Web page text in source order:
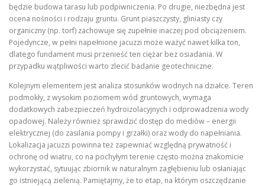
będzie budowa tarasu lub podpiwniczenia. Po drugie, niezbędna jest
ocena nośności i rodzaju gruntu. Grunt piaszczysty, gliniasty czy
organiczny (np. torf) zachowuje się zupełnie inaczej pod obciążeniem.
Pojedyncze, w pełni napełnione jacuzzi może ważyć nawet kilka ton,
dlatego fundament musi przenieść ten ciężar bez osiadania. W
przypadku wątpliwości warto zlecić badanie geotechniczne.
Kolejnym elementem jest analiza stosunków wodnych na działce. Teren
podmokły, z wysokim poziomem wód gruntowych, wymaga
dodatkowych zabezpieczeń hydroizolacyjnych i odprowadzenia wody
opadowej. Należy również sprawdzić dostęp do mediów – energii
elektrycznej (do zasilania pompy i grzałki) oraz wody do napełniania.
Lokalizacja jacuzzi powinna też zapewniać względną prywatność i
ochronę od wiatru, co na pochyłym terenie często można znakomicie
wykorzystać, sytuując zbiornik w naturalnym zagłębieniu lub osłaniając
go istniejącą zielenią. Pamiętajmy, że to etap, na którym oszczędzanie